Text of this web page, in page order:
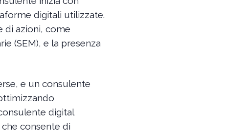
digitali utilizzate.
di azioni, come
(SEM), e la presenza
e un consulente
digital
che consente di